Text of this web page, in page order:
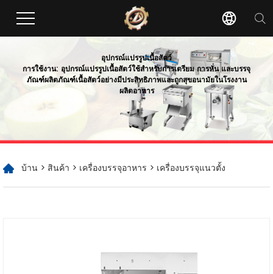
อุปกรณ์แปรรูปเนื้อสัตว์
การใช้งาน: อุปกรณ์แปรรูปเนื้อสัตว์ใช้สำหรับการเตรียม การหั่น และบรรจุ
ภัณฑ์ผลิตภัณฑ์เนื้อสัตว์อย่างมีประสิทธิภาพและถูกสุขอนามัยในโรงงาน
ผลิตอาหาร
บ้าน > สินค้า > เครื่องบรรจุอาหาร > เครื่องบรรจุแนวตั้ง